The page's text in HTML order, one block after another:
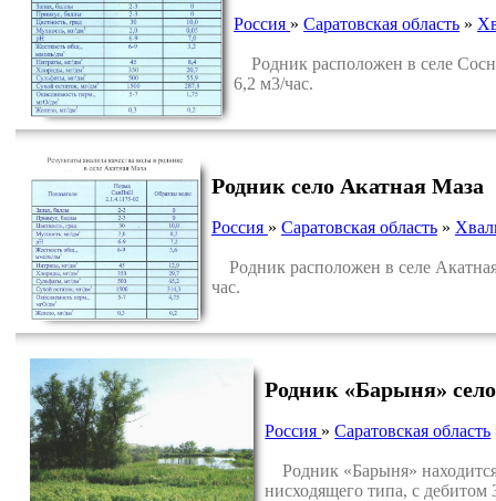
Россия »Саратовская область »
Родник расположен в селе
6,2 м3/час.
Родник село Акатная Маза
Россия » Саратовская область»
Родник расположен в селе
час.
Родник «Барыня»
Россия »Саратовская область
Родник «Барыня»
нисходящего типа, с дебитом